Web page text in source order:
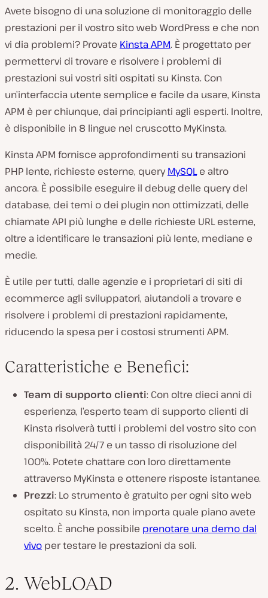
Avete bisogno di una soluzione di monitoraggio delle
prestazioni per il vostro sito web WordPress e che non
vi dia problemi? Provate Kinsta APM. È progettato per
permettervi di trovare e risolvere i problemi di
prestazioni sui vostri siti ospitati su Kinsta. Con
un’interfaccia utente semplice e facile da usare, Kinsta
APM è per chiunque, dai principianti agli esperti. Inoltre,
è disponibile in 8 lingue nel cruscotto MyKinsta.
Kinsta APM fornisce approfondimenti su transazioni
PHP lente, richieste esterne, queryMySQLe altro
ancora. È possibile eseguire il debug delle query del
database, dei temi o dei plugin non ottimizzati, delle
chiamate API più lunghe e delle richieste URL esterne,
oltre a identificare le transazioni più lente, mediane e
medie.
È utile per tutti, dalle agenzie e i proprietari di siti di
ecommerce agli sviluppatori, aiutandoli a trovare e
risolvere i problemi di prestazioni rapidamente,
riducendo la spesa per i costosi strumenti APM.
Caratteristiche e Benefici:
Team di supporto clienti: Con oltre dieci anni di
esperienza, l’esperto team di supporto clienti di
Kinsta risolverà tutti i problemi del vostro sito con
disponibilità 24/7 e un tasso di risoluzione del
100%. Potete chattare con loro direttamente
attraverso MyKinsta e ottenere risposte istantanee.
Prezzi: Lo strumento è gratuito per ogni sito web
ospitato su Kinsta, non importa quale piano avete
scelto. È anche possibile prenotare una demo dal
vivo per testare le prestazioni da soli.
2. WebLOAD